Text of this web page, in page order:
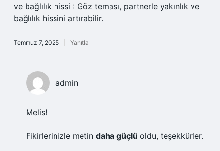
ve bağlılık hissi : Göz teması, partnerle yakınlık ve
bağlılık hissini artırabilir.
Temmuz 7, 2025 Yanıtla
admin
Melis!
Fikirlerinizle metin daha güçlü oldu, teşekkürler.